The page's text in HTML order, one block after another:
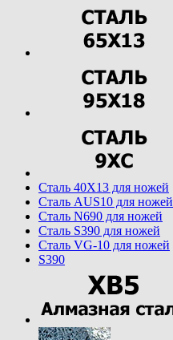
Cталь 40Х13 для ножей
Cталь AUS10 для ножей
Cталь N690 для ножей
Cталь S390 для ножей
Cталь VG-10 для ножей
S390